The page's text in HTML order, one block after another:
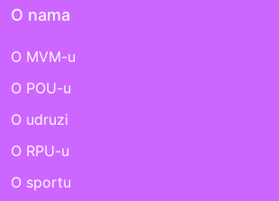
O nama
O MVM-u
O POU-u
O udruzi
O RPU-u
O sportu